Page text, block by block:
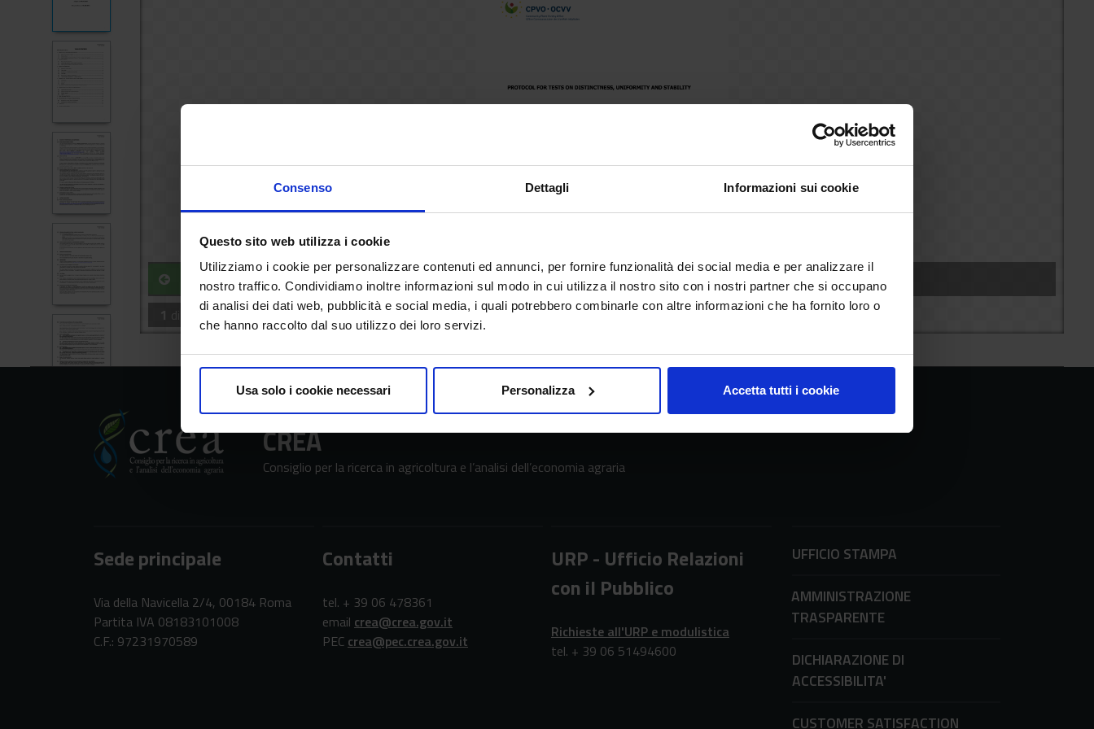
Consenso Dettagli Informazioni sui cookie
Questo sito web utilizza i cookie
Utilizziamo i cookie per personalizzare contenuti ed annunci, per fornire funzionalità dei social media e per analizzare il
nostro traffico. Condividiamo inoltre informazioni sul modo in cui utilizza il nostro sito con i nostri partner che si occupano
di analisi dei dati web, pubblicità e social media, i quali potrebbero combinarle con altre informazioni che ha fornito loro o
che hanno raccolto dal suo utilizzo dei loro servizi.
Usa solo i cookie necessari Personalizza Accetta tutti i cookie
1
CREA
Consiglio per la ricerca in agricoltura e l’analisi dell’economia agraria
Sede principale
Via della Navicella 2/4, 00184 Roma
Partita IVA 08183101008
C.F.: 97231970589
Contatti
tel. + 39 06 478361
email crea@crea.gov.it
PEC crea@pec.crea.gov.it
URP - Ufficio Relazioni
con il Pubblico
Richieste all'URP e modulistica
tel. + 39 06 51494600
UFFICIO STAMPA
AMMINISTRAZIONE
TRASPARENTE
DICHIARAZIONE DI
ACCESSIBILITA'
CUSTOMER SATISFACTION